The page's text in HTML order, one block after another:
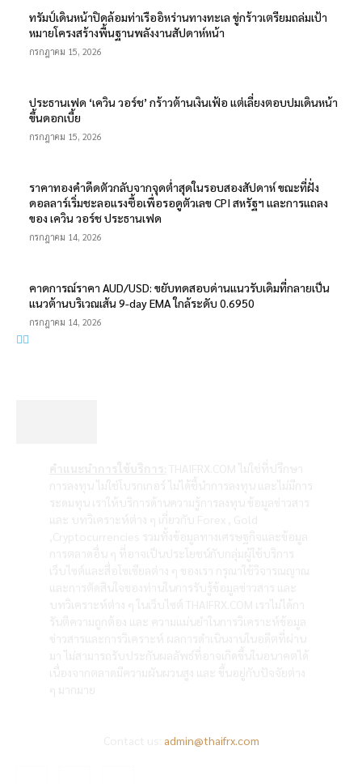
ทรัมป์เดินหน้าปิดล้อมท่าเรืออิหร่านทางทะเล ขู่กร้าวเตรียมถล่มเป้า
หมายโครงสร้างพื้นฐานพลังงานสัปดาห์หน้า
กรกฎาคม 15, 2026
ประธานเฟด ‘เควิน วอร์ช’ กร้าวต้านเงินเฟ้อ แต่เลี่ยงตอบปมเดินหน้า
ขึ้นดอกเบี้ย
กรกฎาคม 15, 2026
ราคาทองคำดีดตัวกลับจากจุดต่ำสุดในรอบสองสัปดาห์ ขณะที่ฝั่ง
ดอลลาร์เริ่มชะลอแรงซื้อเพื่อรอดูตัวเลข CPI สหรัฐฯ และการแถลง
ของ เควิน วอร์ช ประธานเฟด
กรกฎาคม 14, 2026
คาดการณ์ราคา AUD/USD: ขยับทดสอบด่านแนวรับเดิมที่กลายเป็น
แนวต้านบริเวณเส้น 9-day EMA ใกล้ระดับ 0.6950
กรกฎาคม 14, 2026
admin@thaifrx.com